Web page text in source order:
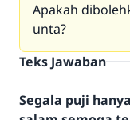
Apakah
unta?
Teks Jawaban
Segala puji